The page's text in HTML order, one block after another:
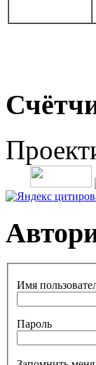
Имя
Пароль